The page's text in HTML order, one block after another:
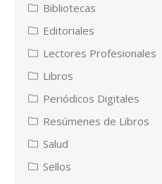
Bibliotecas
Editoriales
Lectores Profesionales
Libros
Periódicos Digitales
Resúmenes de Libros
Salud
Sellos